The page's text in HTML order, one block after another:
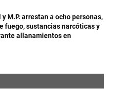
M.P. arrestan a ocho personas,
fuego, sustancias narcóticas y
allanamientos en